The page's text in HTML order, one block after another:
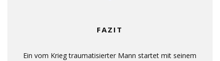
FAZIT
Ein vom Krieg traumatisierter Mann startet mit seinem